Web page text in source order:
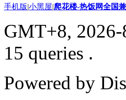
手机版|小黑屋|爬花楼-热饭网全国
GMT+8,
15 queries .
Powered by